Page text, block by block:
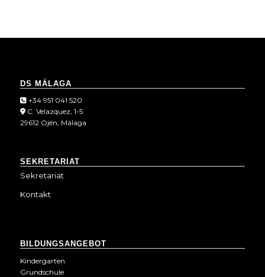
DS MÁLAGA
+34 951 041 520
C. Velazquez, 1-5
29612 Ojén, Málaga
SEKRETARIAT
Sekretariat
Kontakt
BILDUNGSANGEBOT
Kindergarten
Grundschule